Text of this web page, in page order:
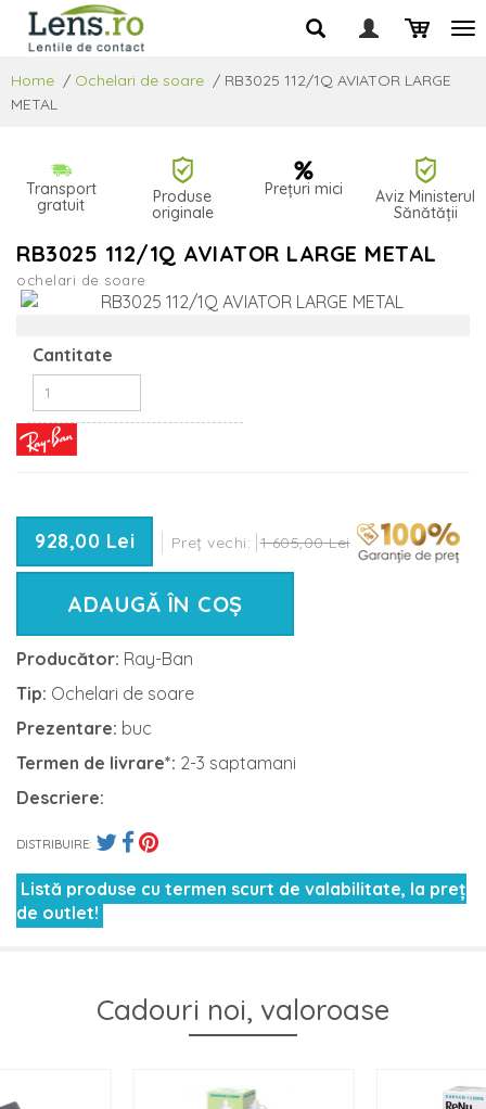
Home / Ochelari de soare / RB3025 112/1Q AVIATOR LARGE
METAL
Transport
gratuit
Produse
originale
Prețuri mici
Aviz Ministerul
Sănătății
RB3025 112/1Q AVIATOR LARGE METAL
ochelari de soare
Cantitate
928,00 Lei Preț vechi: 1 605,00 Lei
ADAUGĂ ÎN COȘ
Producător: Ray-Ban
Tip: Ochelari de soare
Prezentare: buc
Termen de livrare*: 2-3 saptamani
Descriere:
DISTRIBUIRE:
Listă produse cu termen scurt de valabilitate, la preț
de outlet!
Cadouri noi, valoroase